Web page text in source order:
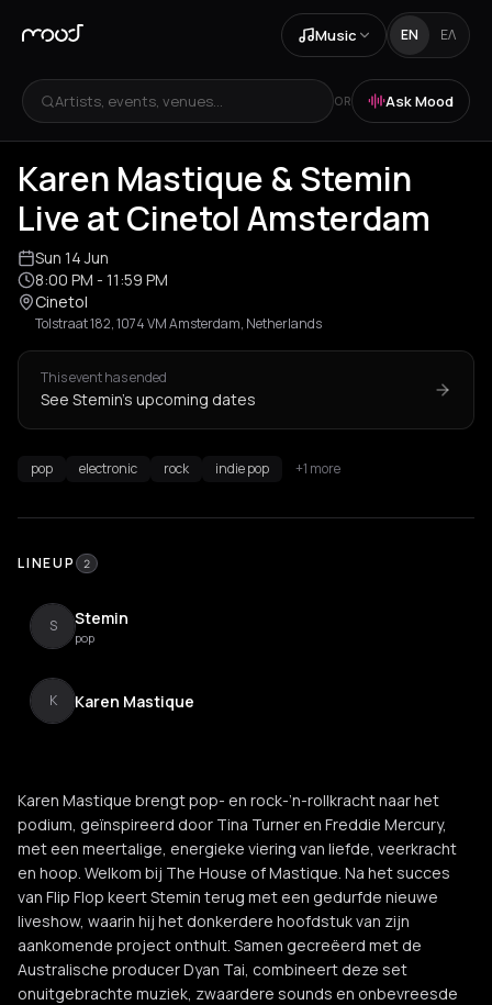
Music EN ΕΛ
Artists, events, venues... OR Ask Mood
Karen Mastique & Stemin
Live at Cinetol Amsterdam
Sun 14 Jun
8:00 PM - 11:59 PM
Cinetol
Tolstraat 182, 1074 VM Amsterdam, Netherlands
This event has ended
See Stemin's upcoming dates
pop electronic rock indie pop +1 more
LINEUP 2
S Stemin
pop
K Karen Mastique
Karen Mastique brengt pop- en rock-’n-rollkracht naar het
podium, geïnspireerd door Tina Turner en Freddie Mercury,
met een meertalige, energieke viering van liefde, veerkracht
en hoop. Welkom bij The House of Mastique. Na het succes
van Flip Flop keert Stemin terug met een gedurfde nieuwe
liveshow, waarin hij het donkerdere hoofdstuk van zijn
aankomende project onthult. Samen gecreëerd met de
Australische producer Dyan Tai, combineert deze set
onuitgebrachte muziek, zwaardere sounds en onbevreesde